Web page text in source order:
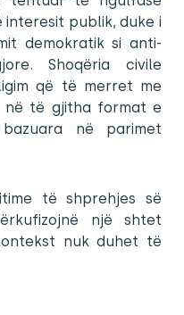
publik, duke i
demokratik si anti-
Shoqëria civile
që të merret me
në të gjitha format e
në parimet
të shprehjes së
një shtet
nuk duhet të